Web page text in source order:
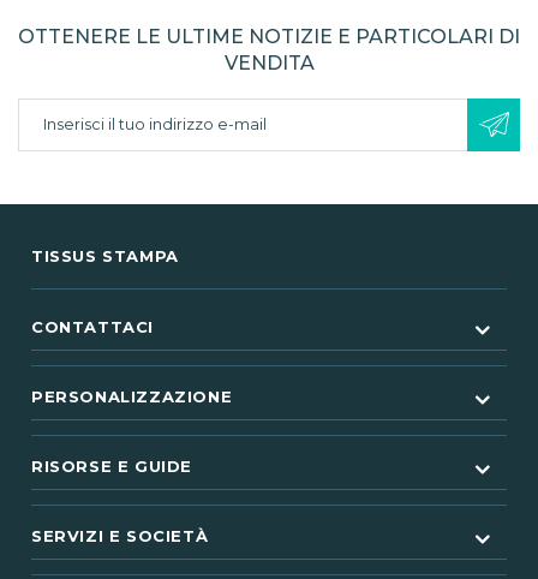
OTTENERE LE ULTIME NOTIZIE E PARTICOLARI DI
VENDITA
TISSUS STAMPA
CONTATTACI
PERSONALIZZAZIONE
RISORSE E GUIDE
SERVIZI E SOCIETÀ